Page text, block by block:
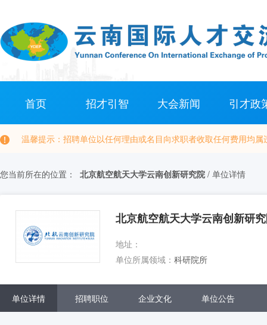
首页 招才引智 大会新闻 引才政
温馨提示：招聘单位以任何理由或名目向求职者收取任何费用均
您当前所在的位置： 北京航空航天大学云南创新研究院 / 单位详情
北京航空航天大学云南创新研
地址：
单位所属领域： 科研院所
单位详情 招聘职位 企业文化 单位公告